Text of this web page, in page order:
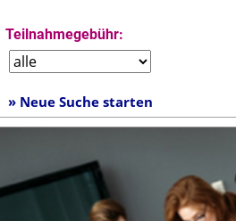
Teilnahmegebühr:
» Neue Suche starten